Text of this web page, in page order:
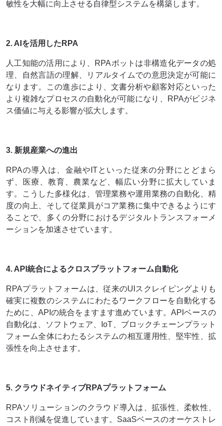
敏性を大幅に向上させる自律型システムを構築します。
2. AIを活用したRPA
人工知能の活用により、RPAボットは非構造化データの処
理、自然言語の理解、リアルタイムでの意思決定が可能に
なります。この進歩により、文書分析や顧客対応といった
より複雑なプロセスの自動化が可能になり、RPAがビジネ
ス価値に与える影響が拡大します。
3. 新規産業への進出
RPAの導入は、金融やITといった従来の分野にとどまら
ず、医療、教育、農業など、幅広い分野に拡大していま
す。こうした多様化は、管理業務や運用業務の自動化、精
度の向上、そして従業員がコア業務に集中できるようにす
ることで、多くの分野におけるデジタルトランスフォーメ
ーションを加速させています。
4. API統合によるクロスプラットフォーム自動化
RPAプラットフォームは、従来のUIスクレイピングよりも
確実に複数のシステムにわたるワークフローを自動化する
ために、APIの統合をますます進めています。APIベースの
自動化は、ソフトウェア、IoT、ブロックチェーンプラット
フォーム全体にわたるシステムの相互運用性、堅牢性、拡
張性を向上させます。
5. クラウドネイティブRPAプラットフォーム
RPAソリューションのクラウド導入は、拡張性、柔軟性、
コスト削減を促進しています。SaaSベースのオーケストレ